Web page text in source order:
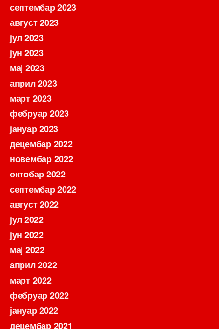
септембар 2023
август 2023
јул 2023
јун 2023
мај 2023
април 2023
март 2023
фебруар 2023
јануар 2023
децембар 2022
новембар 2022
октобар 2022
септембар 2022
август 2022
јул 2022
јун 2022
мај 2022
април 2022
март 2022
фебруар 2022
јануар 2022
децембар 2021